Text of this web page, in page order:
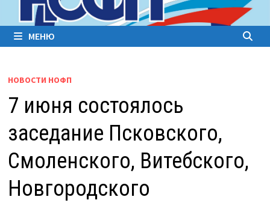
МЕНЮ
НОВОСТИ НОФП
7 июня состоялось
заседание Псковского,
Смоленского, Витебского,
Новгородского